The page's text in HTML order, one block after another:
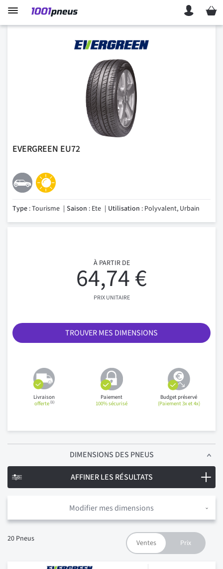
Mon
EVERGREEN EU72
Type : Tourisme Saison : Ete Utilisation : Polyvalent, Urbain
À PARTIR DE
64,74 €
PRIX UNITAIRE
TROUVER MES DIMENSIONS
Livraison
offerte(1)
Paiement
100% sécurisé
Budget préservé
(Paiement 3x et 4x)
DIMENSIONS DES PNEUS
Modifier mes dimensions
20 Pneus
AFFINER LES RÉSULTATS